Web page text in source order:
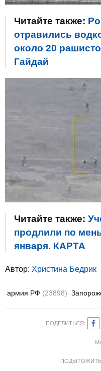
Читайте также:
отравились
около 20
Гайдай
Читайте также:
продлили по
января. КАРТА
Автор: Христина Бедрик
армия РФ (23898)
ПОДЕЛИТЬСЯ: